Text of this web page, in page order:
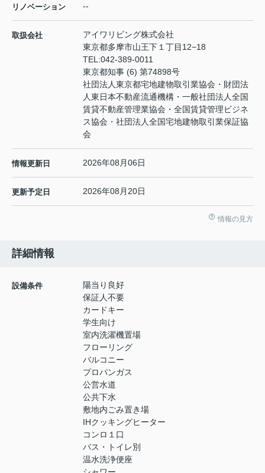
リノベーション --
取扱会社
アイワリビング株式会社
東京都多摩市山王下１丁目12−18
TEL:042-389-0011
東京都知事 (6) 第74898号
社団法人東京都宅地建物取引業協会・財団法
人東日本不動産流通機構・一般社団法人全国
賃貸不動産管理業協会・全国賃貸管理ビジネ
ス協会・社団法人全国宅地建物取引業保証協
会
情報更新日 2026年08月06日
更新予定日 2026年08月20日
情報の見方
詳細情報
設備条件
陽当り良好
保証人不要
カードキー
学生向け
室内洗濯機置場
フローリング
バルコニー
プロパンガス
公営水道
公共下水
敷地内ごみ置き場
IHクッキングヒーター
コンロ１口
バス・トイレ別
温水洗浄便座